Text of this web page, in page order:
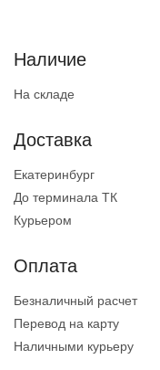
Наличие
На складе
Доставка
Екатеринбург
До терминала ТК
Курьером
Оплата
Безналичный расчет
Перевод на карту
Наличными курьеру